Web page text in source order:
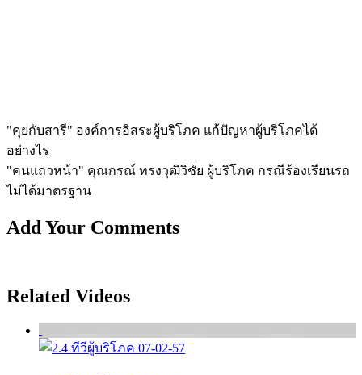
"คุยกับสารี" องค์การอิสระผู้บริโภค แก้ปัญหาผู้บริโภคได้
อย่างไร
"คนแถวหน้า" คุณกรณ์ ทรงวุฒิวิชัย ผู้บริโภค กรณีร้องเรียนรถ
ไม่ได้มาตรฐาน
Add Your Comments
Related Videos